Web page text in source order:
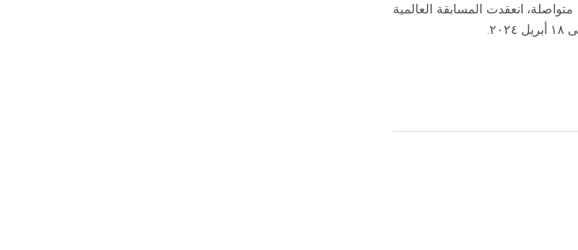
خلال فترة المسابقة والتي تستمر لمدة ٥ ساعات متواصلة، انعقدت المسابقة العالمية